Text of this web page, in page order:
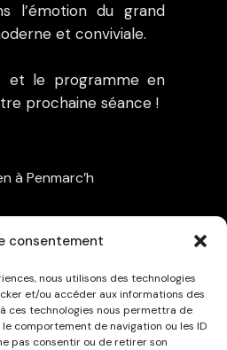
consentement
nous utilisons des technologies
et/ou accéder aux informations des
ces technologies nous permettra de
comportement de navigation ou les ID
pas consentir ou de retirer son
l’émotion du grand
et conviviale.
et le programme en
prochaine séance !
à Penmarc’h